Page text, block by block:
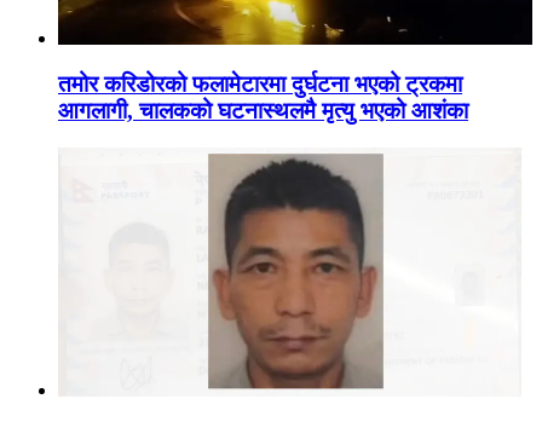
तमोर करिडोरको फलामेटारमा दुर्घटना भएको ट्रकमा
आगलागी, चालकको घटनास्थलमै मृत्यु भएको आशंका